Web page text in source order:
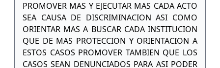
PROMOVER MAS Y EJECUTAR MAS CADA ACTO
SEA CAUSA DE DISCRIMINACION ASI COMO
ORIENTAR MAS A BUSCAR CADA INSTITUCION
QUE DE MAS PROTECCION Y ORIENTACION A
ESTOS CASOS PROMOVER TAMBIEN QUE LOS
CASOS SEAN DENUNCIADOS PARA ASI PODER